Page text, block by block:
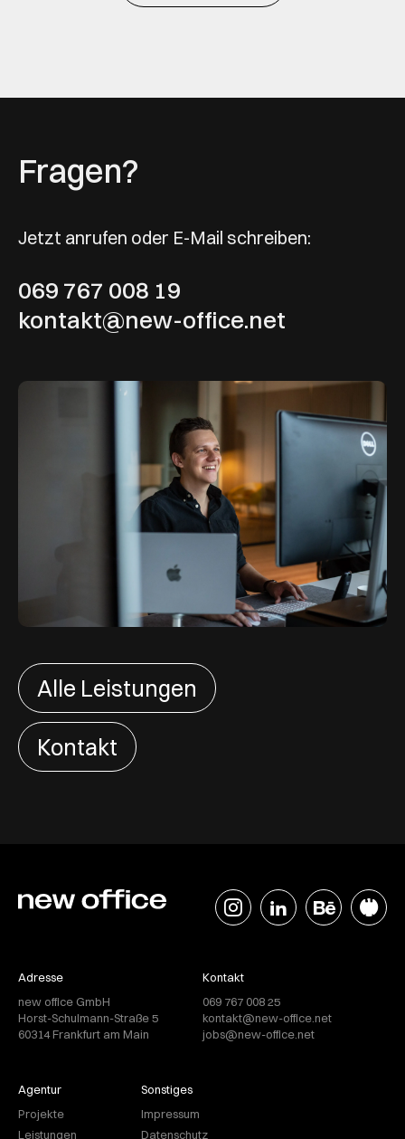
Fragen?
Jetzt anrufen oder E-Mail schreiben:
069 767 008 19
kontakt@new-office.net
Alle Leistungen
Kontakt
Adresse
new office GmbH
Horst-Schulmann-Straße 5
60314 Frankfurt am Main
Kontakt
069 767 008 25
kontakt@new-office.net
jobs@new-office.net
Agentur
Projekte
Leistungen
Sonstiges
Impressum
Datenschutz